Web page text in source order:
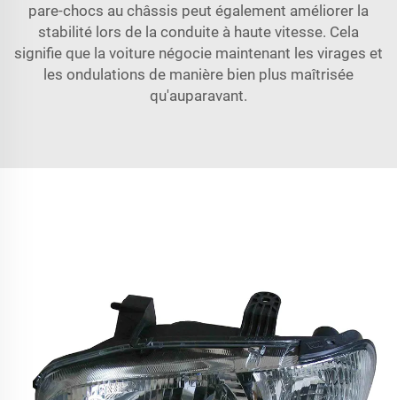
pare-chocs au châssis peut également améliorer la
stabilité lors de la conduite à haute vitesse. Cela
signifie que la voiture négocie maintenant les virages et
les ondulations de manière bien plus maîtrisée
qu'auparavant.